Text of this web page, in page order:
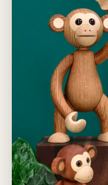
Øster Løgumvej 13 B
Genner
6230 Rødekro